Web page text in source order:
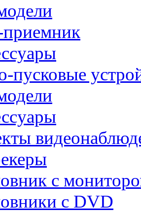
приемник
пусковые
с
с DVD